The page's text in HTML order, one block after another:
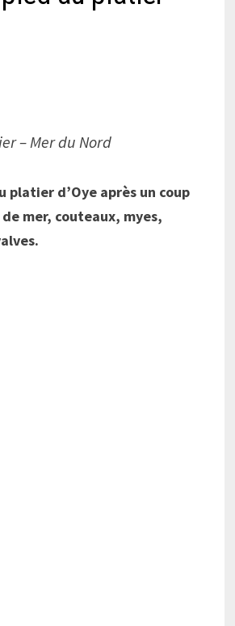
– Mer du Nord
platier d’Oye après un coup
mer, couteaux, myes,